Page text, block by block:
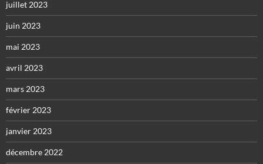
juillet 2023
juin 2023
mai 2023
avril 2023
mars 2023
février 2023
janvier 2023
décembre 2022